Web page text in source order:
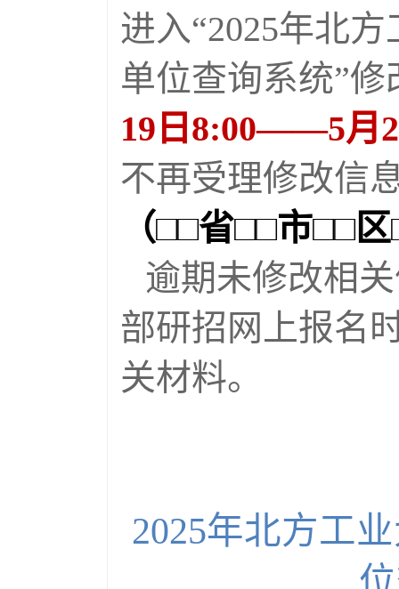
进入“2025年北
单位查询系统”
19日8:00——5月
不再受理修改信
（□□省□□市□□
逾期未修改相
部研招网上报名
关材料。
2025年北方工